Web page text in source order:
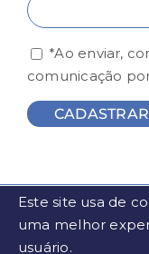
*Ao enviar,
comunicação
© FESP - Todos
Este site usa de
uma melhor
usuário.